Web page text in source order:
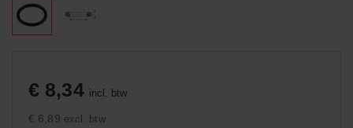
€ 8,34 incl. btw
€ 6,89 excl. btw